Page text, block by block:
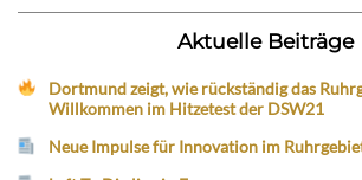
Aktuelle Beiträge
Dortmund zeigt, wie rückständig das
Willkommen im Hitzetest der DSW21
Neue Impulse für Innovation im